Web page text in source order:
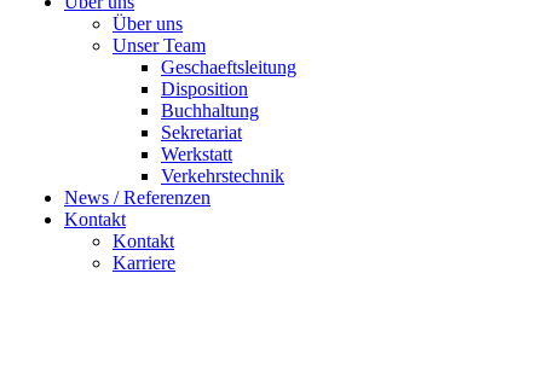
Über uns
Unser Team
Geschaeftsleitung
Disposition
Buchhaltung
Sekretariat
Werkstatt
Verkehrstechnik
News / Referenzen
Kontakt
Kontakt
Karriere